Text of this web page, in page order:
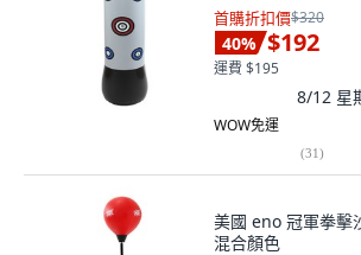
首購折扣價$320
40% $192
運費 $195
8/12 星
WOW免運
(31)
美國 eno 冠軍拳擊
混合顏色